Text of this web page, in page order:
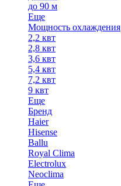
до 90 м
Еще
Мощность охлаждения
2,2 квт
2,8 квт
3,6 квт
5,4 квт
7,2 квт
9 квт
Еще
Бренд
Haier
Hisense
Ballu
Royal Clima
Electrolux
Neoclima